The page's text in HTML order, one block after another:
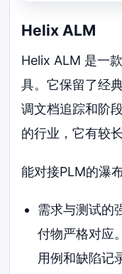
Helix ALM
Helix ALM 是一
具。它保留了经
调文档追踪和阶
的行业，它有较
能对接PLM的瀑
需求与测试的
付物严格对应
用例和缺陷记